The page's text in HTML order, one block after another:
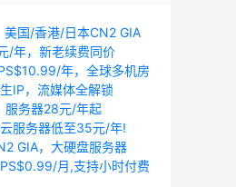
美国/香港/日本CN2 GIA
/年，新老续费同价
年，全球多机房
IP，流媒体全解锁
服务器28元/年起
服务器低至35元/年!
GIA，大硬盘服务器
月,支持小时付费